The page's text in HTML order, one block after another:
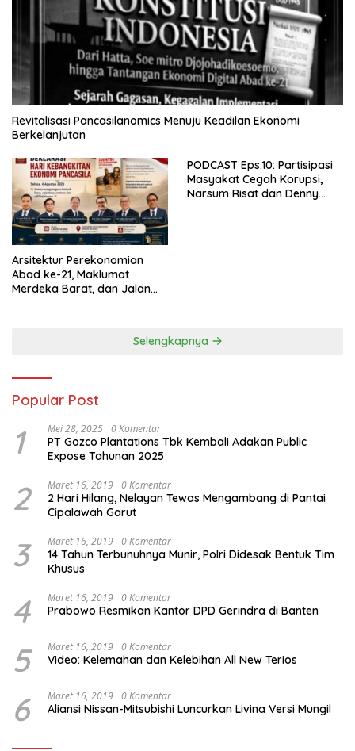
Revitalisasi Pancasilanomics Menuju Keadilan Ekonomi
Berkelanjutan
Arsitektur Perekonomian
Abad ke-21, Maklumat
Merdeka Barat, dan Jalan
PODCAST Eps.10: Partisipasi
Masyakat Cegah Korupsi,
Narsum Risat dan Denny
Selengkapnya
Popular Post
1 Mei 28, 2025 0 Komentar
PT Gozco Plantations Tbk Kembali Adakan Public
Expose Tahunan 2025
2 Maret 16, 2019 0 Komentar
2 Hari Hilang, Nelayan Tewas Mengambang di Pantai
Cipalawah Garut
3 Maret 16, 2019 0 Komentar
14 Tahun Terbunuhnya Munir, Polri Didesak Bentuk Tim
Khusus
4 Maret 16, 2019 0 Komentar
Prabowo Resmikan Kantor DPD Gerindra di Banten
5 Maret 16, 2019 0 Komentar
Video: Kelemahan dan Kelebihan All New Terios
6 Maret 16, 2019 0 Komentar
Aliansi Nissan-Mitsubishi Luncurkan Livina Versi Mungil